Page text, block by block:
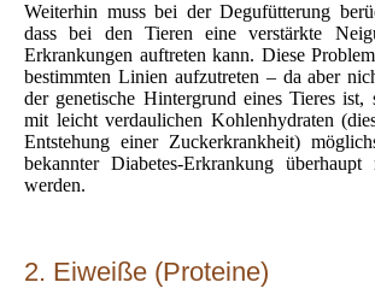
Weiterhin muss bei der Degufütterung
dass bei den Tieren eine verstärkte
Erkrankungen auftreten kann. Diese
bestimmten Linien aufzutreten – da aber
der genetische Hintergrund eines Tieres ist,
mit leicht verdaulichen Kohlenhydraten
Entstehung einer Zuckerkrankheit)
bekannter Diabetes-Erkrankung
werden.
2. Eiweiße (Proteine)